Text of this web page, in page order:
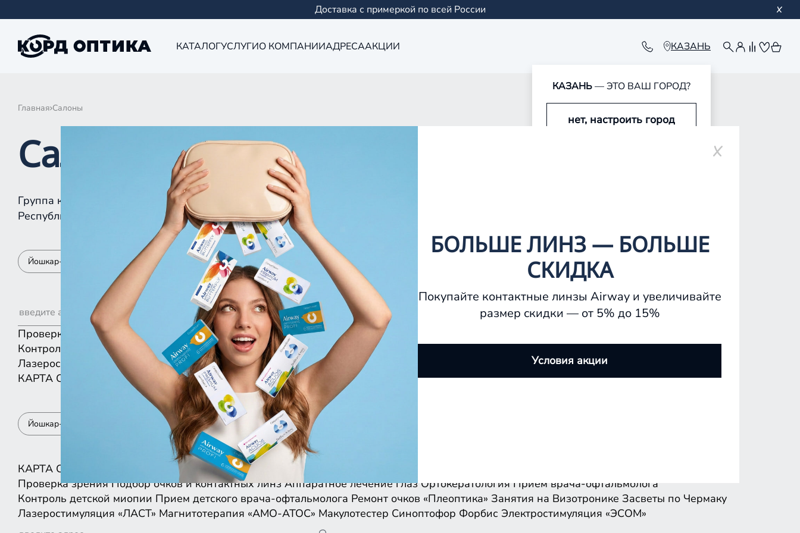
Доставка с примеркой по всей России
КАТАЛОГУСЛУГИО КОМПАНИИАДРЕСААКЦИИ КАЗАНЬ
КАЗАНЬ— ЭТО ВАШ ГОРОД?
нет, настроить город
Главная Салоны
Салоны КОРД Оптика в Йошкар-Оле
Группа компаний «Корд Оптика» - это более 100 салонов в Казани и
Республике Татарстан, Самаре, Уфе, Рыбинске.
Йошкар-Ола
Проверка зрения Подбор очков и контактных линз Аппаратное лечение глаз
Контроль детской миопии
Прием детского врача-офтальмолога Ремонт очков «Плеоптика» Занятия на Визотронике Засветы по Чермаку
Лазеростимуляция «ЛАСТ» Магнитотерапия «АМО-АТОС» Макулотестер
Электростимуляция «ЭСОМ»
КАРТА СПИСКОМ
Йошкар-Ола
КАРТА СПИСКОМ
Проверка зрения Подбор очков и контактных линз Аппаратное лечение глаз Ортокератология Прием врача-офтальмолога
Контроль детской миопии Прием детского врача-офтальмолога Ремонт очков «Плеоптика» Занятия на Визотронике Засветы по Чермаку
Лазеростимуляция «ЛАСТ» Магнитотерапия «АМО-АТОС» Макулотестер Синоптофор Форбис Электростимуляция «ЭСОМ»
БОЛЬШЕ ЛИНЗ — БОЛЬШЕ
СКИДКА
Покупайте контактные линзы Airway и увеличивайте
размер скидки — от 5% до 15%
Условия акции